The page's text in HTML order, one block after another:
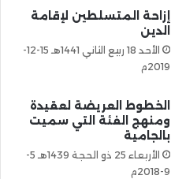
إزاحة المتسلطين لإقامة
الدين
الأحد 18 ربيع الثاني 1441هـ 15-12-
2019م
الخطوط العريضة لعقيدة
ومنهج الفئة التي سميت
بالجامية
الأربعاء 25 ذو الحجة 1439هـ 5-
9-2018م